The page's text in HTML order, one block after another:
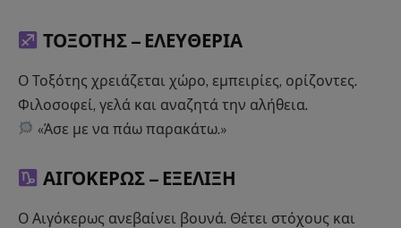
ΤΟΞΟΤΗΣ – ΕΛΕΥΘΕΡΙΑ
Ο Τοξότης χρειάζεται χώρο, εμπειρίες, ορίζοντες.
Φιλοσοφεί, γελά και αναζητά την αλήθεια.
«Άσε με να πάω παρακάτω.»
ΑΙΓΟΚΕΡΩΣ – ΕΞΕΛΙΞΗ
Ο Αιγόκερως ανεβαίνει βουνά. Θέτει στόχους και